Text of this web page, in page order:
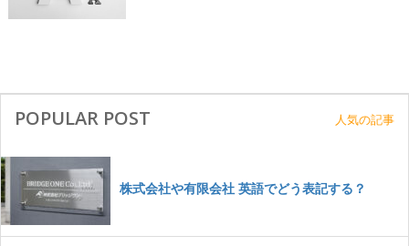
POPULAR POST 人気の記事